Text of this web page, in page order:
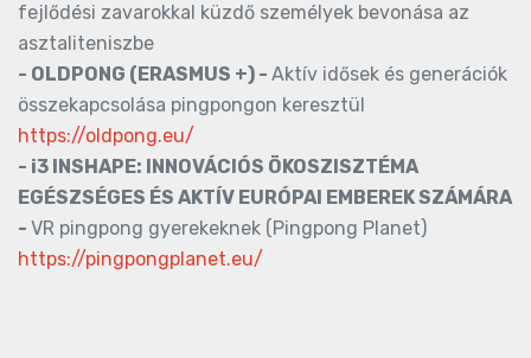
fejlődési zavarokkal küzdő személyek bevonása az
asztaliteniszbe
- OLDPONG (ERASMUS +) - Aktív idősek és generációk
összekapcsolása pingpongon keresztül
https://oldpong.eu/
- i3 INSHAPE: INNOVÁCIÓS ÖKOSZISZTÉMA
EGÉSZSÉGES ÉS AKTÍV EURÓPAI EMBEREK SZÁMÁRA
- VR pingpong gyerekeknek (Pingpong Planet)
https://pingpongplanet.eu/